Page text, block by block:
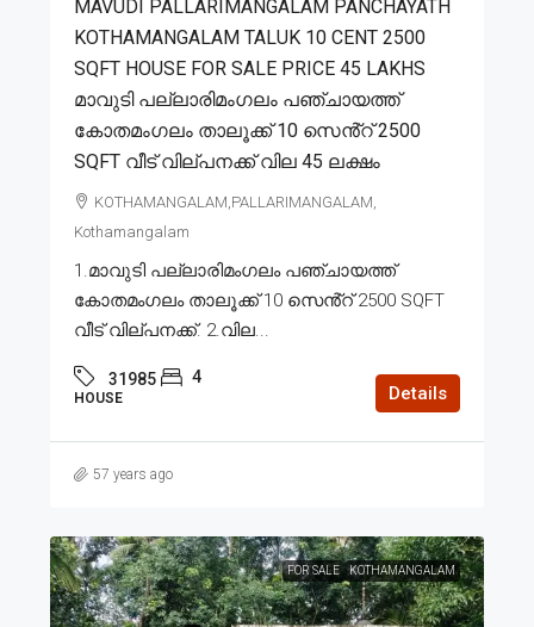
MAVUDI PALLARIMANGALAM PANCHAYATH
KOTHAMANGALAM TALUK 10 CENT 2500
SQFT HOUSE FOR SALE PRICE 45 LAKHS
മാവുടി പല്ലാരിമംഗലം പഞ്ചായത്ത്
കോതമംഗലം താലൂക്ക് 10 സെൻ്റ് 2500
SQFT വീട് വില്പനക്ക് വില 45 ലക്ഷം
KOTHAMANGALAM,PALLARIMANGALAM,
Kothamangalam
1.മാവുടി പല്ലാരിമംഗലം പഞ്ചായത്ത്
കോതമംഗലം താലൂക്ക് 10 സെൻ്റ് 2500 SQFT
വീട് വില്പനക്ക്. 2.വില...
31985 4
HOUSE Details
57 years ago
FOR SALE KOTHAMANGALAM